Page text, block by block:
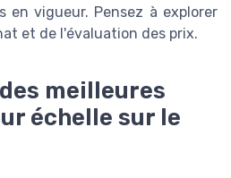
en vigueur. Pensez à explorer
et de l'évaluation des prix.
meilleures
échelle sur le